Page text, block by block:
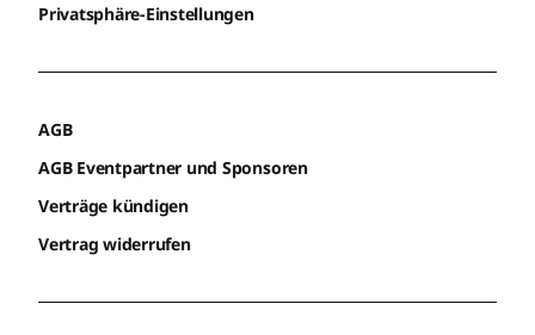
Privatsphäre-Einstellungen
AGB
AGB Eventpartner und Sponsoren
Verträge kündigen
Vertrag widerrufen